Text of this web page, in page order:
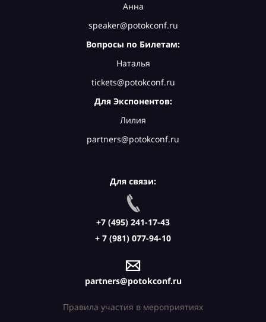
Анна
speaker@potokconf.ru
Вопросы по Билетам:
Наталья
tickets@potokconf.ru
Для Экспонентов:
Лилия
partners@potokconf.ru
Для связи:
+7 (495) 241-17-43
+ 7 (981) 077-94-10
partners@potokconf.ru
Правила участия в мероприятиях